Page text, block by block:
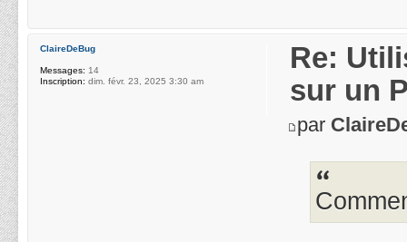
Re:
sur un
par
ClaireDeBug
Messages: 14
Inscription: dim. févr. 23, 2025 3:30 am